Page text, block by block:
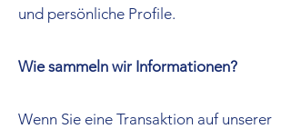
und persönliche Profile.
Wie sammeln wir Informationen?
Wenn Sie eine Transaktion auf unserer